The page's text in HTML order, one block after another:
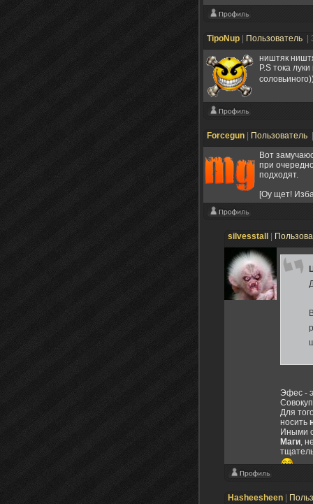
TipoNup Пользователь
ништяк
P.S тока
Forcegun Пользователь
Вот
при
подходят.
[Оу щет!
silvesstall
Эфес -
Для
носить
Иными
Маги,
Hasheesheen